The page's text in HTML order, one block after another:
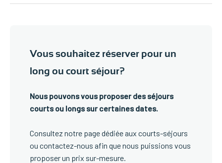
Vous souhaitez réserver pour un
long ou court séjour?
Nous pouvons vous proposer des séjours
courts ou longs sur certaines dates.
Consultez notre page dédiée aux courts-séjours
ou contactez-nous afin que nous puissions vous
proposer un prix sur-mesure.